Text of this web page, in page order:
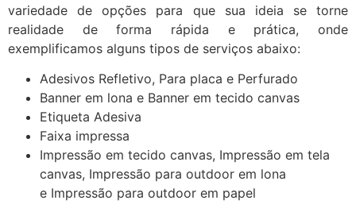
variedade de opções para que sua ideia se torne
realidade de forma rápida e prática, onde
exemplificamos alguns tipos de serviços abaixo:
Adesivos Refletivo, Para placa e Perfurado
Banner em lona e Banner em tecido canvas
Etiqueta Adesiva
Faixa impressa
Impressão em tecido canvas, Impressão em tela
canvas, Impressão para outdoor em lona
e Impressão para outdoor em papel